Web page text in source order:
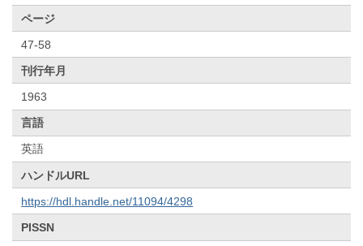
ページ
47-58
刊行年月
1963
言語
英語
ハンドルURL
https://hdl.handle.net/11094/4298
PISSN